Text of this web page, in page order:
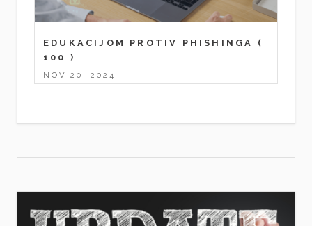
EDUKACIJOM PROTIV PHISHINGA
(
100 )
NOV 20, 2024